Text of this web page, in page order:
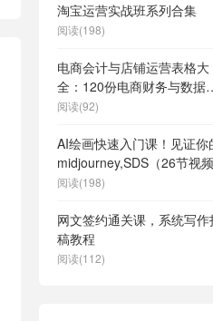
淘宝运营实战班系列合集
阅读(198)
电商会计与店铺运营表格大
全：120份电商财务与数据
板合集
阅读(92)
AI绘画快速入门课！见证你
midjourney,SDS（26节视频
阅读(198)
网文签约通关课，系统写作
稿教程
阅读(112)